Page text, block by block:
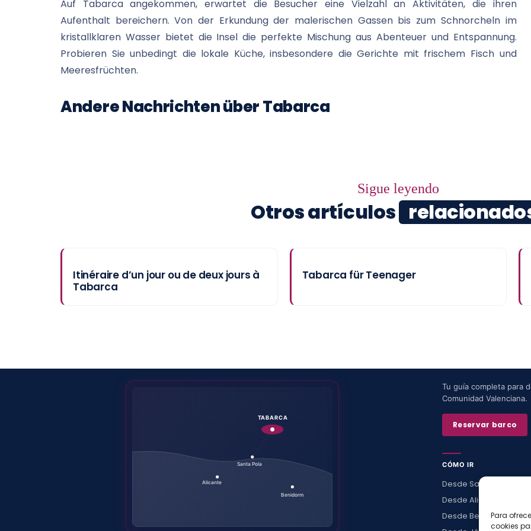
Para
cookies
Auf Tabarca angekommen, erwartet die Besucher eine Vielzahl an Aktivitäten, die ihren
Aufenthalt bereichern. Von der Erkundung der malerischen Gassen bis zum Schnorcheln im
kristallklaren Wasser bietet die Insel die perfekte Mischung aus Abenteuer und Entspannung.
Probieren Sie unbedingt die lokale Küche, insbesondere die Gerichte mit frischem Fisch und
Meeresfrüchten.
Andere Nachrichten über Tabarca
Sigue leyendo
Otros artículos
Itinéraire d’un jour ou de deux jours à
Tabarca
Tabarca für Teenager
TABARCA
Santa Pola
Alicante
Benidorm
Tu guía completa para
Comunidad Valenciana.
Reservar barco
CÓMO IR
Desde Santa Pola
Desde Alicante
Desde Benidorm